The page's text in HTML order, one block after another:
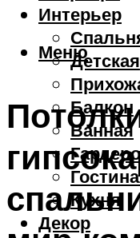
Интерьер
Детская
Балкон
Ванная
Кухня
Декор
Меню